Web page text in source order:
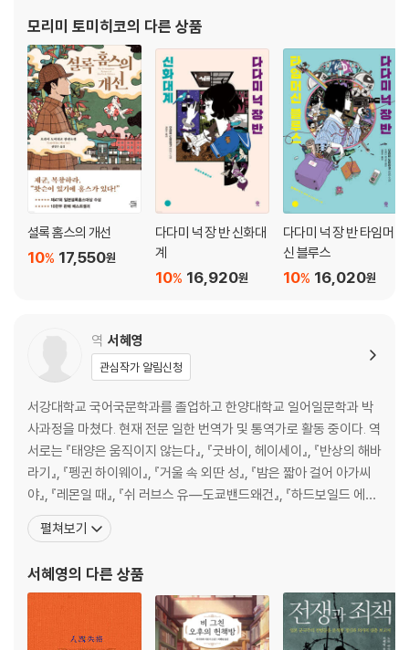
가 하면 2007 《다빈치》 올해의 책 1위, 서점대상
모리미 토미히코의 다른 상품
셜록 홈스의 개선
17,550원
10%
다다미 넉 장 반 신화대
계
16,920원
10%
다다미 넉 장 반 타임머
신 블루스
16,020원
10%
역 서혜영
관심작가 알림신청
서강대학교 국어국문학과를 졸업하고 한양대학교 일어일문학과 박
사과정을 마쳤다. 현재 전문 일한 번역가 및 통역가로 활동 중이다. 역
서로는 『태양은 움직이지 않는다』, 『굿바이, 헤이세이』, 『반상의 해바
라기』, 『펭귄 하이웨이』, 『거울 속 외딴 성』, 『밤은 짧아 걸어 아가씨
야』, 『레몬일 때』, 『쉬 러브스 유―도쿄밴드왜건』, 『하드보일드 에
그』, 『오로로콩밭에서 붙잡아서』, 『도쿄밴드왜건』, 『말해도 말해도』,
『작은 인연』, 『보리밟기 쿠체』, 『반딧불이의 무덤』, 『시노다 고코의
틀』, 『매리지
펼쳐보기
서혜영의 다른 상품